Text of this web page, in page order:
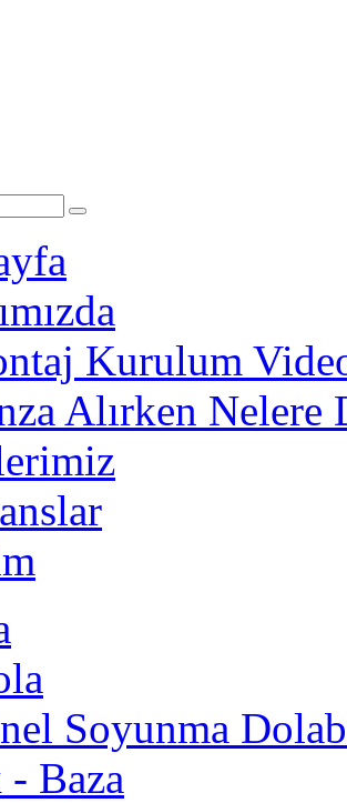
Kurulum
Alırken
Soyunma
- Baza